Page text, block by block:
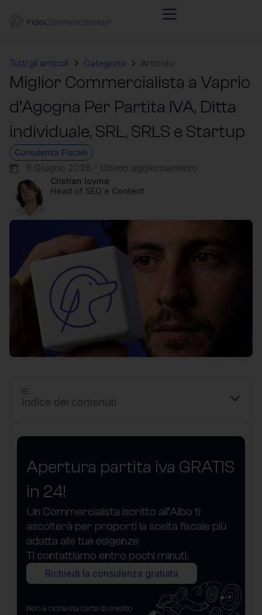
Tutti gli articoli Categoria Articolo
Miglior Commercialista a Vaprio
d’Agogna Per Partita IVA, Ditta
individuale, SRL, SRLS e Startup
Consulenza Fiscale
9 Giugno 2026 - Ultimo aggiornamento
Cristian Iovino
Head of SEO e Content
Apertura partita iva GRATIS
in 24!
Un Commercialista iscritto all’Albo ti
ascolterà per proporti la scelta fiscale più
adatta alle tue esigenze
Ti contattiamo entro pochi minuti.
Richiedi la consulenza gratuita
Non è richiesta carta di credito
Indice dei contenuti